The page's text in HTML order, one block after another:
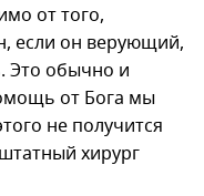
от того,
если он верующий,
Это обычно и
от Бога мы
не получится
хирург